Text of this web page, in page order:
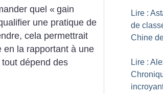
quel « gain
une pratique de
cela permettrait
en la rapportant à une
dépend des
Lire :
de
Chine
Lire :